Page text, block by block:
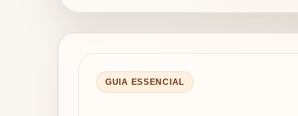
GUIA ESSENCIAL